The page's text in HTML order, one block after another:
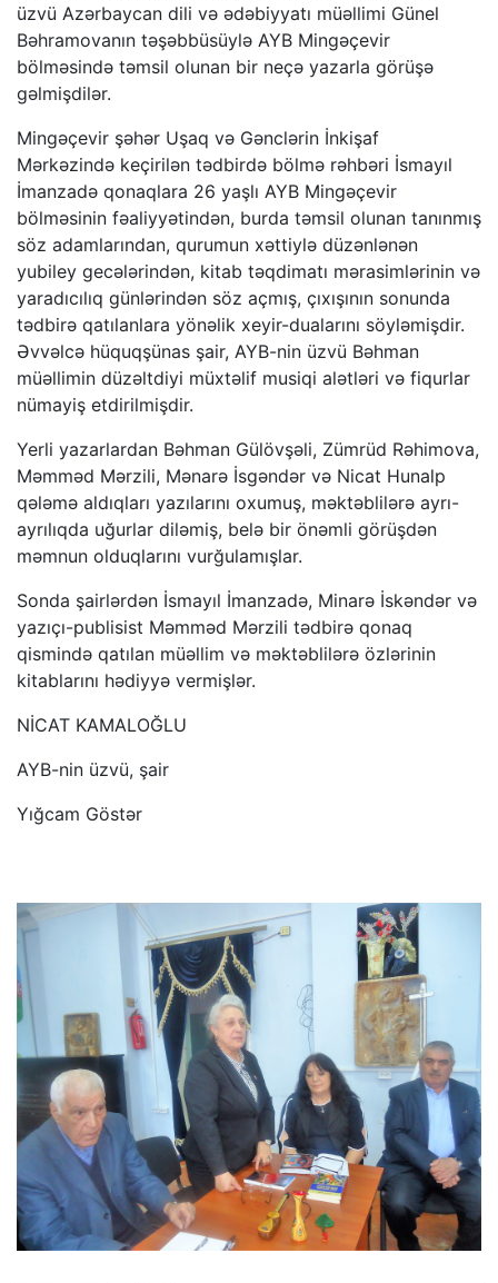
üzvü Azərbaycan dili və ədəbiyyatı müəllimi Günel
Bəhramovanın təşəbbüsüylə AYB Mingəçevir
bölməsində təmsil olunan bir neçə yazarla görüşə
gəlmişdilər.
Mingəçevir şəhər Uşaq və Gənclərin İnkişaf
Mərkəzində keçirilən tədbirdə bölmə rəhbəri İsmayıl
İmanzadə qonaqlara 26 yaşlı AYB Mingəçevir
bölməsinin fəaliyyətindən, burda təmsil olunan tanınmış
söz adamlarından, qurumun xəttiylə düzənlənən
yubiley gecələrindən, kitab təqdimatı mərasimlərinin və
yaradıcılıq günlərindən söz açmış, çıxışının sonunda
tədbirə qatılanlara yönəlik xeyir-dualarını söyləmişdir.
Əvvəlcə hüquqşünas şair, AYB-nin üzvü Bəhman
müəllimin düzəltdiyi müxtəlif musiqi alətləri və fiqurlar
nümayiş etdirilmişdir.
Yerli yazarlardan Bəhman Gülövşəli, Zümrüd Rəhimova,
Məmməd Mərzili, Mənarə İsgəndər və Nicat Hunalp
qələmə aldıqları yazılarını oxumuş, məktəblilərə ayrı-
ayrılıqda uğurlar diləmiş, belə bir önəmli görüşdən
məmnun olduqlarını vurğulamışlar.
Sonda şairlərdən İsmayıl İmanzadə, Minarə İskəndər və
yazıçı-publisist Məmməd Mərzili tədbirə qonaq
qismində qatılan müəllim və məktəblilərə özlərinin
kitablarını hədiyyə vermişlər.
NİCAT KAMALOĞLU
AYB-nin üzvü, şair
Yığcam Göstər